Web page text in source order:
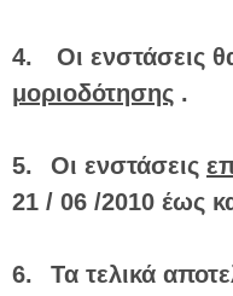
4. Οι ενστάσεις
μοριοδότησης .
5. Οι ενστάσεις
21 / 06 /2010 έως
6.
Τα τελικά